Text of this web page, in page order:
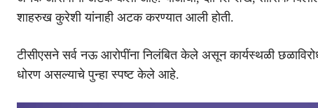
शाहरुख कुरेशी यांनाही अटक करण्यात आली होती.
टीसीएसने सर्व नऊ आरोपींना निलंबित केले असून कार्यस्थळी
धोरण असल्याचे पुन्हा स्पष्ट केले आहे.